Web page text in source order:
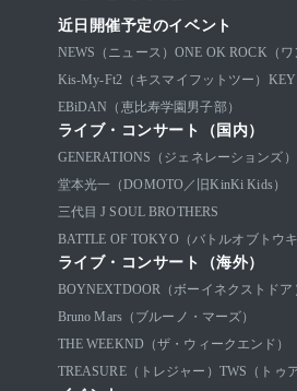
近日開催予定のイベント
NEWS（ニュース） ONE OK ROCK（ワ
Kis-My-Ft2（キスマイフットツー） KEY
EBiDAN（恵比寿学園男子部）
ライブ・コンサート（国内）
GENERATIONS（ジェネレーションズ）
堂本光一（DOMOTO／旧KinKi Kids）
三代目 J SOUL BROTHERS
BATTLE OF TOKYO（バトルオブトウキ
ライブ・コンサート（海外）
BOYNEXTDOOR（ボーイネクストドア
Bruno Mars（ブルーノ・マーズ）
THE WEEKND（ザ・ウィークエンド）
TREASURE（トレジャー） TWS（トゥ